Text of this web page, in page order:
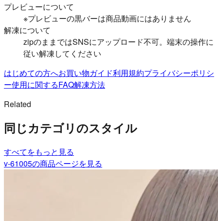
プレビューについて
※プレビューの黒バーは商品動画にはありません
解凍について
zipのままではSNSにアップロード不可。端末の操作に
従い解凍してください
はじめての方へお買い物ガイド利用規約プライバシーポリシ
ー使用に関するFAQ解凍方法
Related
同じカテゴリのスタイル
すべてをもっと見る
v-61005の商品ページを見る